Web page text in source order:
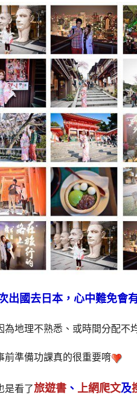
出國去日本，心中難免會
為地理不熟悉、或時間分配不
前準備功課真的很重要唷
是看了旅遊書 、 上網爬文及